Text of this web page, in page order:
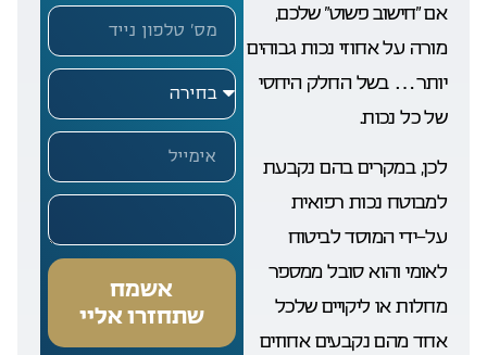
אשמח
שתחזרו אליי
אם “חישוב פשוט” שלכם,
מורה על אחוזי נכות גבוהים
יותר… בשל החלק היחסי
של כל נכות.
לכן, במקרים בהם נקבעת
למבוטח נכות רפואית
על-ידי המוסד לביטוח
לאומי והוא סובל ממספר
מחלות או ליקויים שלכל
אחד מהם נקבעים אחוזים